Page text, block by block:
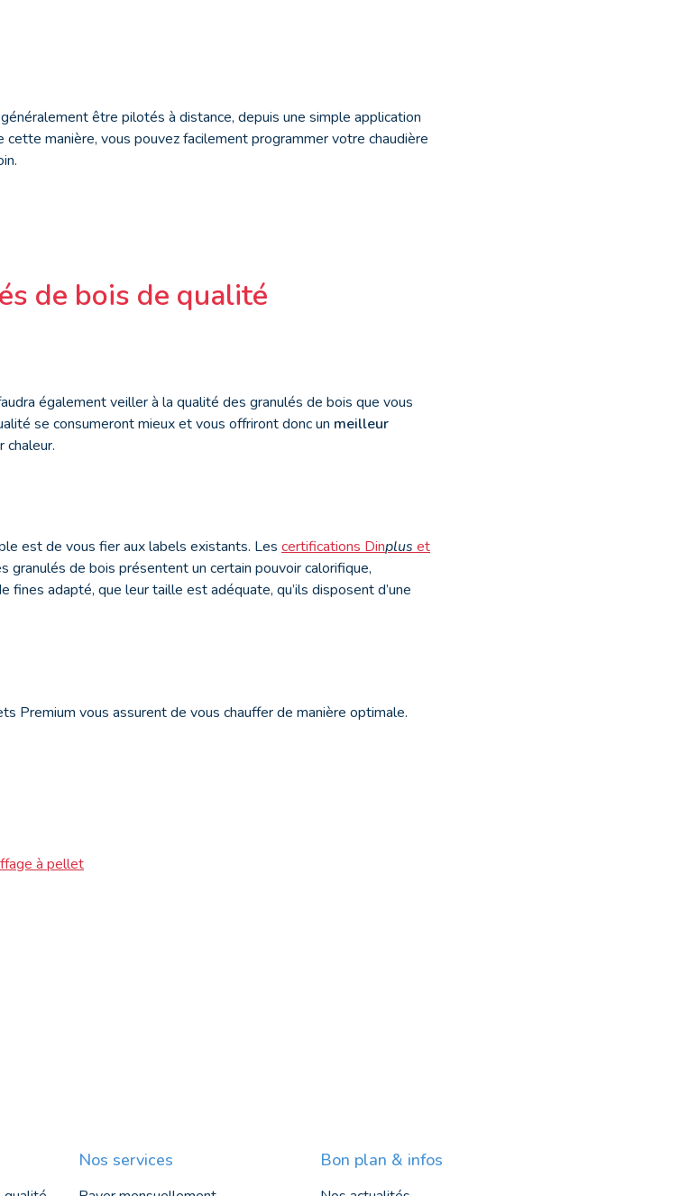
être pilotés à distance, depuis une simple application
manière, vous pouvez facilement programmer votre chaudière
de bois de qualité
également veiller à la qualité des granulés de bois que vous
se consumeront mieux et vous offriront donc un meilleur
chaleur.
est de vous fier aux labels existants. Les certifications Dinplus et
granulés de bois présentent un certain pouvoir calorifique,
fines adapté, que leur taille est adéquate, qu’ils disposent d’une
Premium vous assurent de vous chauffer de manière optimale.
à pellet
Nos services Bon plan & infos